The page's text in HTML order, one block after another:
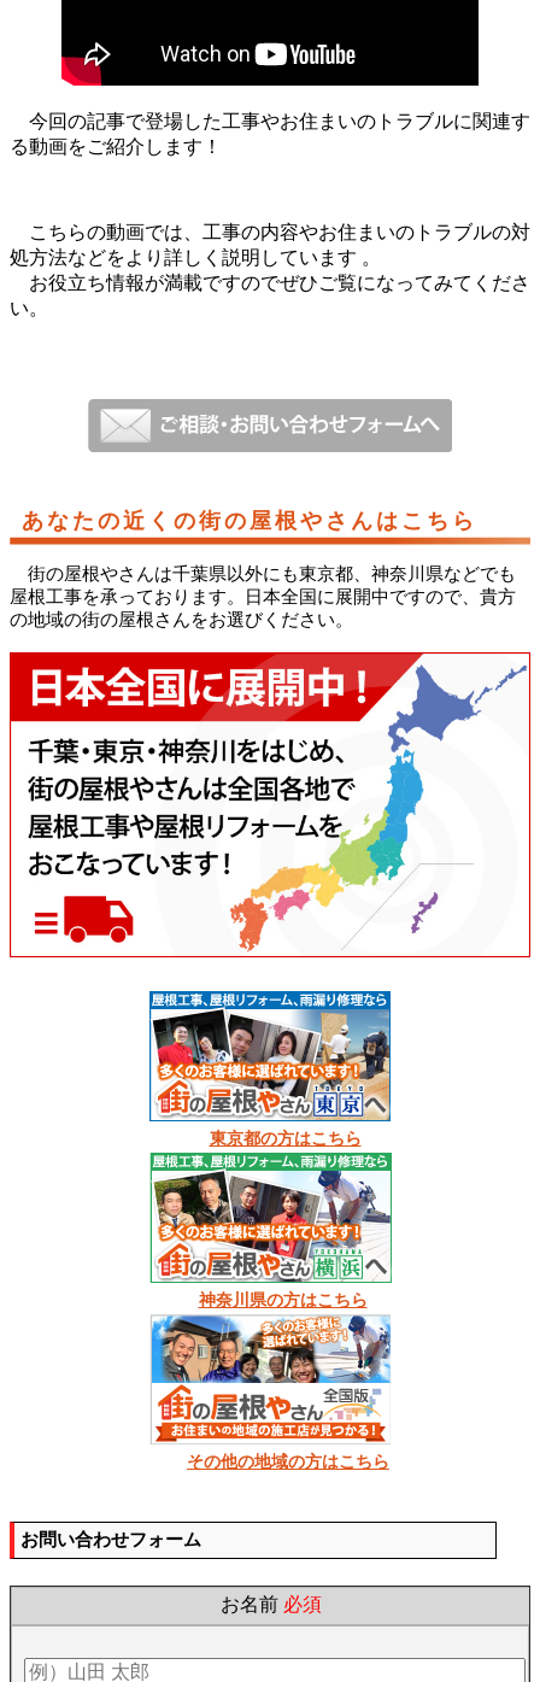
今回の記事で登場した工事やお住まいのトラブルに関連す
る動画をご紹介します！
こちらの動画では、工事の内容やお住まいのトラブルの対
処方法などをより詳しく説明しています 。
お役立ち情報が満載ですのでぜひご覧になってみてくださ
い。
あなたの近くの街の屋根やさんはこちら
街の屋根やさんは千葉県以外にも東京都、神奈川県などでも
屋根工事を承っております。日本全国に展開中ですので、貴方
の地域の街の屋根さんをお選びください。
東京都の方はこちら
神奈川県の方はこちら
その他の地域の方はこちら
お問い合わせフォーム
お名前 必須